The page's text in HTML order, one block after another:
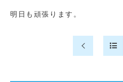
明日も頑張ります。